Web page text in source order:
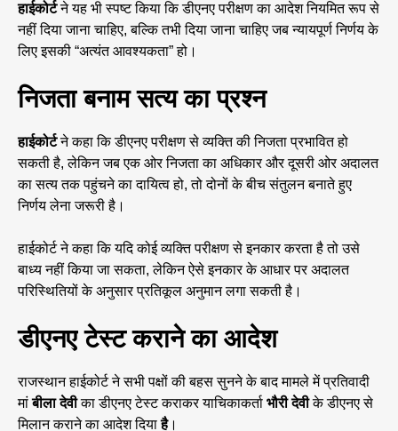
हाईकोर्टने यह भी स्पष्ट किया कि डीएनए परीक्षण का आदेश नियमित रूप से
नहीं दिया जाना चाहिए, बल्कि तभी दिया जाना चाहिए जब न्यायपूर्ण निर्णय के
लिए इसकी “अत्यंत आवश्यकता” हो।
निजता बनाम सत्य का प्रश्न
हाईकोर्टने कहा कि डीएनए परीक्षण से व्यक्ति की निजता प्रभावित हो
सकती है, लेकिन जब एक ओर निजता का अधिकार और दूसरी ओर अदालत
का सत्य तक पहुंचने का दायित्व हो, तो दोनों के बीच संतुलन बनाते हुए
निर्णय लेना जरूरी है।
हाईकोर्ट ने कहा कि यदि कोई व्यक्ति परीक्षण से इनकार करता है तो उसे
बाध्य नहीं किया जा सकता, लेकिन ऐसे इनकार के आधार पर अदालत
परिस्थितियों के अनुसार प्रतिकूल अनुमान लगा सकती है।
डीएनए टेस्ट कराने का आदेश
राजस्थान हाईकोर्ट ने सभी पक्षों की बहस सुनने के बाद मामले में प्रतिवादी
मांबीला देवीका डीएनए टेस्ट कराकर याचिकाकर्ता भौरी देवीके डीएनए से
मिलान कराने का आदेश दियाहै।